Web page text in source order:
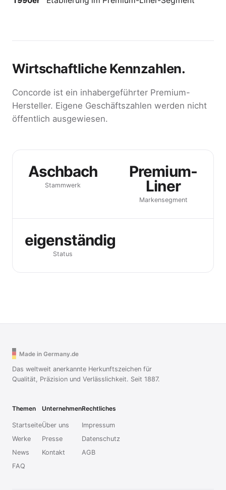
Wirtschaftliche Kennzahlen.
Concorde ist ein inhabergeführter Premium-
Hersteller. Eigene Geschäftszahlen werden nicht
öffentlich ausgewiesen.
Aschbach
Stammwerk
Premium-
Liner
Marken­segment
eigenständig
Status
Made in Germany.de
Das weltweit anerkannte Herkunftszeichen für
Qualität, Präzision und Verlässlichkeit. Seit 1887.
Themen
Startseite
Werke
News
FAQ
Unternehmen
Über uns
Presse
Kontakt
Rechtliches
Impressum
Datenschutz
AGB